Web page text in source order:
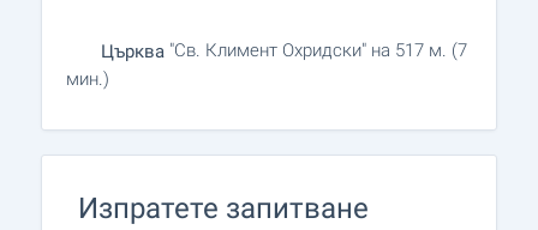
Църква "Св. Климент Охридски" на 517 м. (7
мин.)
Изпратете запитване